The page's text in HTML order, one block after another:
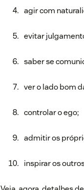
agir com
evitar
saber se
ver o lado bom
controlar o ego;
admitir os
inspirar os